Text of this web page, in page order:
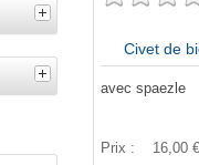
Civet de
avec spaezle
Prix : 16,00 €